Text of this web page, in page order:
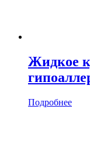
Жидкое
Подробнее